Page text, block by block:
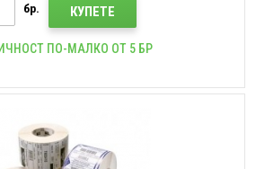
бр. КУПЕТЕ
ПО-МАЛКО ОТ 5 БР